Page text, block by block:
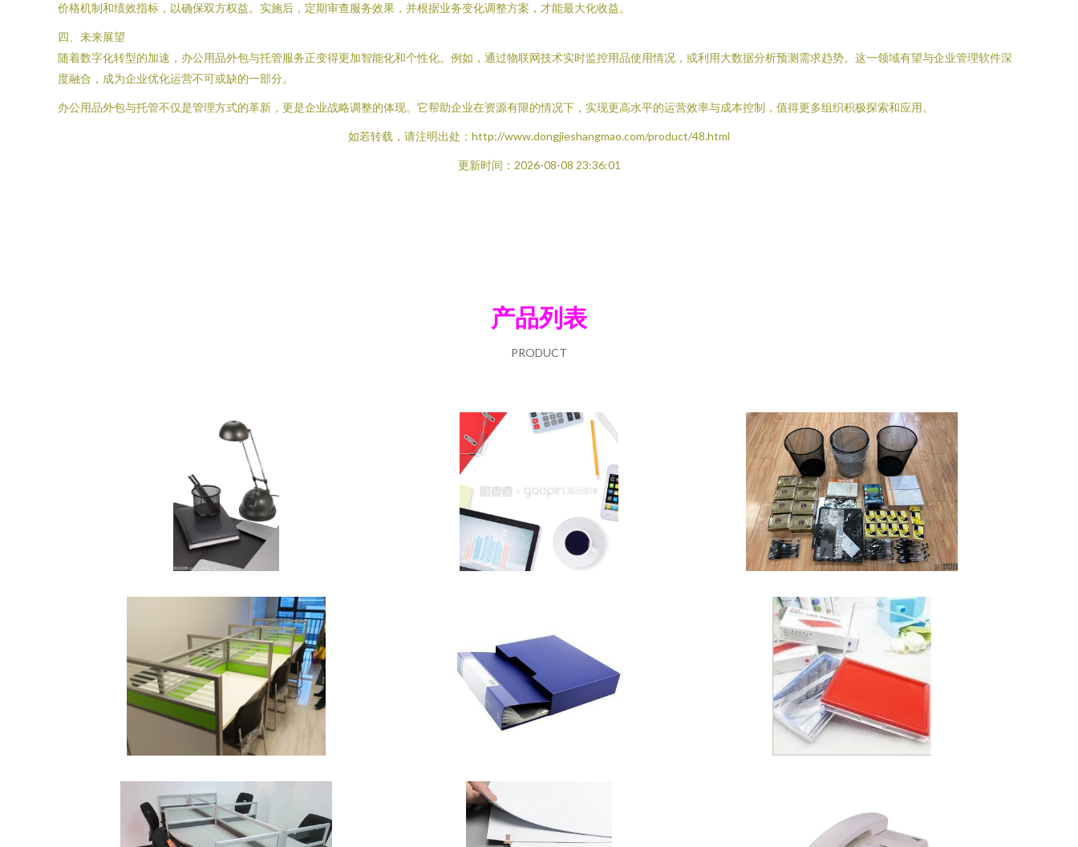
价格机制和绩效指标，以确保双方权益。实施后，定期审查服务效果，并根据业务变化调整方案，才能最大化收益。
四、未来展望
随着数字化转型的加速，办公用品外包与托管服务正变得更加智能化和个性化。例如，通过物联网技术实时监控用品使用情况，或利用大数据分析预测需求趋势。这一领域有望与企业管理软件深
度融合，成为企业优化运营不可或缺的一部分。
办公用品外包与托管不仅是管理方式的革新，更是企业战略调整的体现。它帮助企业在资源有限的情况下，实现更高水平的运营效率与成本控制，值得更多组织积极探索和应用。
如若转载，请注明出处：http://www.dongjieshangmao.com/product/48.html
更新时间：2026-08-08 23:36:01
产品列表
PRODUCT